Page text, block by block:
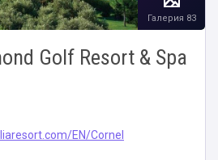
Golf Resort & Spa
EN/Cornel
Галерия 83